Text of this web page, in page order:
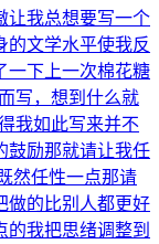
让我总想要写一个
的文学水平使我反
一下上一次棉花糖
写，想到什么就
我如此写来并不
鼓励那就请让我任
然任性一点那请
做的比别人都更好
我把思绪调整到